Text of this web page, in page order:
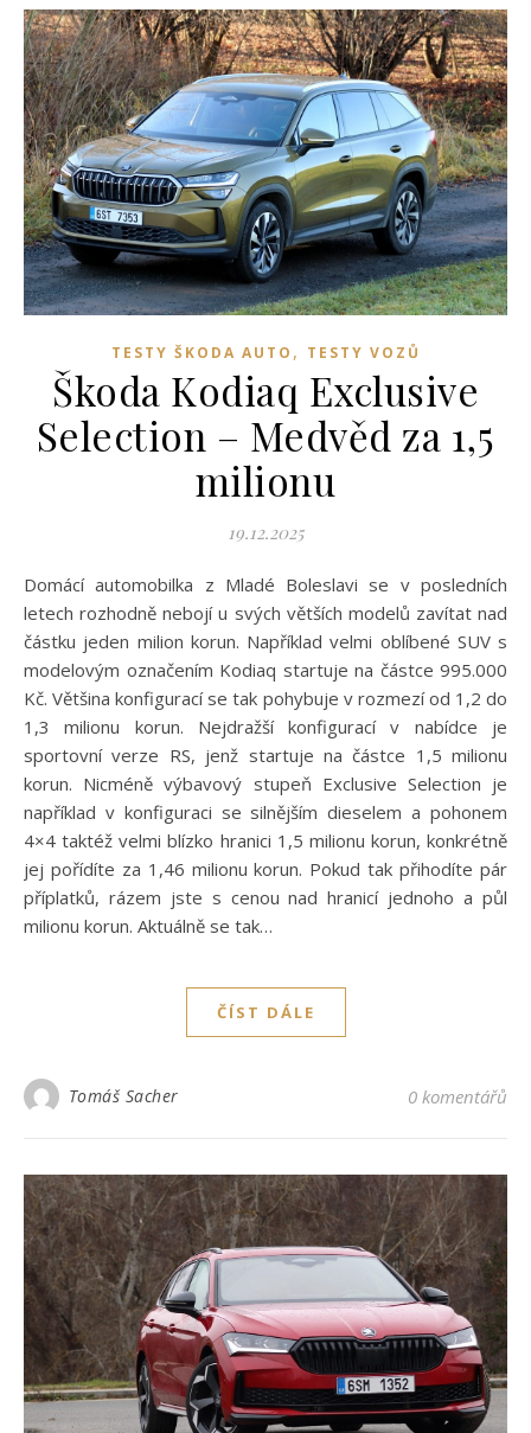
TESTY ŠKODA AUTO , TESTY VOZŮ
Škoda Kodiaq Exclusive
Selection – Medvěd za 1,5
milionu
19.12.2025
Domácí automobilka z Mladé Boleslavi se v posledních
letech rozhodně nebojí u svých větších modelů zavítat nad
částku jeden milion korun. Například velmi oblíbené SUV s
modelovým označením Kodiaq startuje na částce 995.000
Kč. Většina konfigurací se tak pohybuje v rozmezí od 1,2 do
1,3 milionu korun. Nejdražší konfigurací v nabídce je
sportovní verze RS, jenž startuje na částce 1,5 milionu
korun. Nicméně výbavový stupeň Exclusive Selection je
například v konfiguraci se silnějším dieselem a pohonem
4×4 taktéž velmi blízko hranici 1,5 milionu korun, konkrétně
jej pořídíte za 1,46 milionu korun. Pokud tak přihodíte pár
příplatků, rázem jste s cenou nad hranicí jednoho a půl
milionu korun. Aktuálně se tak…
ČÍST DÁLE
Tomáš Sacher 0 komentářů